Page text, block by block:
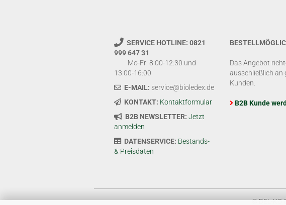
SERVICE HOTLINE: 0821
999 647 31
Mo-Fr: 8:00-12:30 und
13:00-16:00
E-MAIL: service@bioledex.de
KONTAKT: Kontaktformular
B2B NEWSLETTER: Jetzt
anmelden
DATENSERVICE: Bestands-
& Preisdaten
Das Angebot
ausschließlich an
Kunden.
B2B Kunde
© DEL-KO